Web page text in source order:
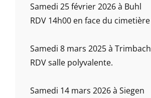
Samedi 25 février 2026 à Buhl
RDV 14h00 en face du cimetière
Samedi 8 mars 2025 à Trimbach
RDV salle polyvalente.
Samedi 14 mars 2026 à Siegen